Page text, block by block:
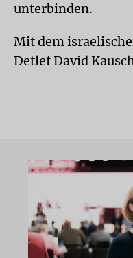
unterbinden.
Mit dem
Detlef David